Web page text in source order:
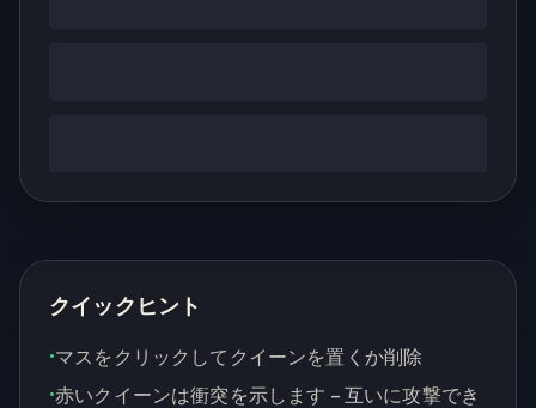
クイックヒント
•マスをクリックしてクイーンを置くか削除
•赤いクイーンは衝突を示します – 互いに攻撃でき